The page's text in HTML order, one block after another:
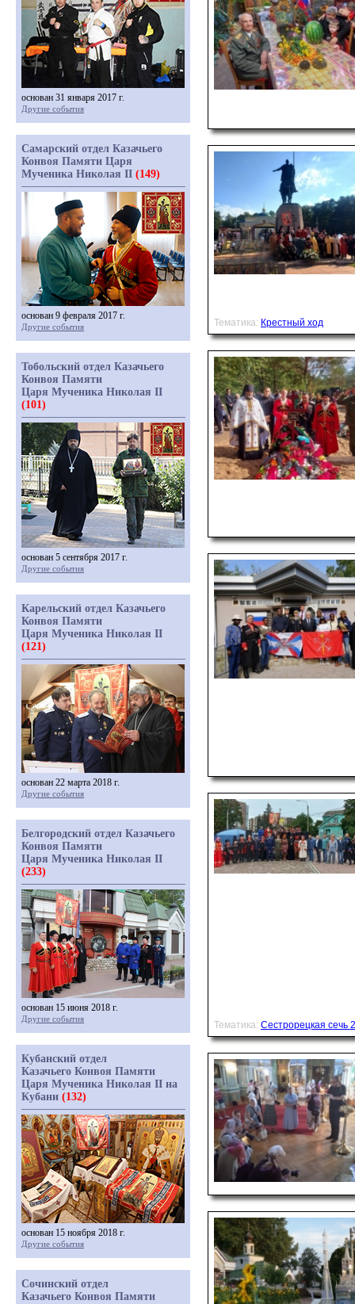
Тематика: Крестный ход
Тематика: Сестрорецкая сечь
основан 31 января 2017 г.
Другие события
Самарский отдел Казачьего
Конвоя Памяти Царя
Мученика Николая II (149)
основан 9 февраля 2017 г.
Другие события
Тобольский отдел Казачьего
Конвоя Памяти
Царя Мученика Николая II
(101)
основан 5 сентября 2017 г.
Другие события
Карельский отдел Казачьего
Конвоя Памяти
Царя Мученика Николая II
(121)
основан 22 марта 2018 г.
Другие события
Белгородский отдел Казачьего
Конвоя Памяти
Царя Мученика Николая II
(233)
основан 15 июня 2018 г.
Другие события
Кубанский отдел
Казачьего Конвоя Памяти
Царя Мученика Николая II на
Кубани (132)
основан 15 ноября 2018 г.
Другие события
Сочинский отдел
Казачьего Конвоя Памяти